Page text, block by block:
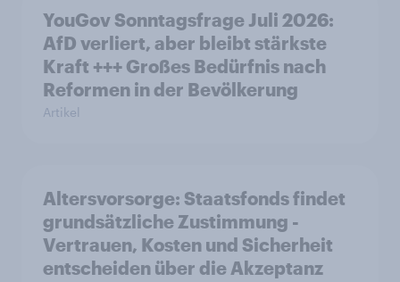
YouGov Sonntagsfrage Juli 2026:
AfD verliert, aber bleibt stärkste
Kraft +++ Großes Bedürfnis nach
Reformen in der Bevölkerung
Artikel
Altersvorsorge: Staatsfonds findet
grundsätzliche Zustimmung -
Vertrauen, Kosten und Sicherheit
entscheiden über die Akzeptanz